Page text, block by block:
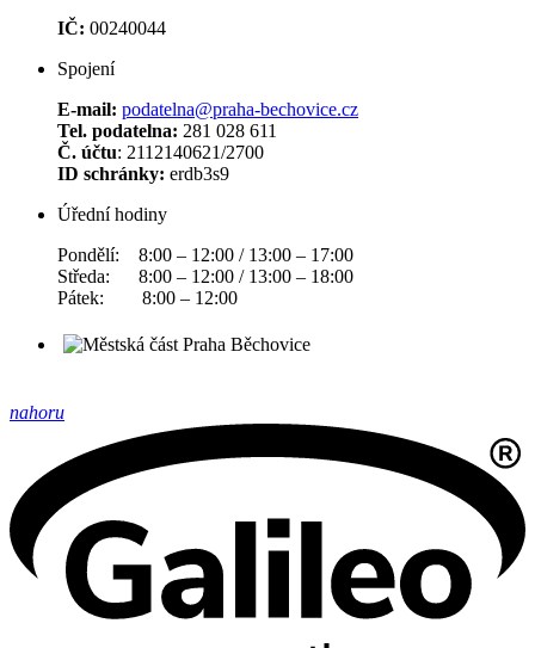
IČ: 00240044
Spojení
E-mail: podatelna@praha-bechovice.cz
Tel. podatelna: 281 028 611
Č. účtu: 2112140621/2700
ID schránky: erdb3s9
Úřední hodiny
Pondělí: 8:00 – 12:00 / 13:00 – 17:00
Středa: 8:00 – 12:00 / 13:00 – 18:00
Pátek: 8:00 – 12:00
nahoru